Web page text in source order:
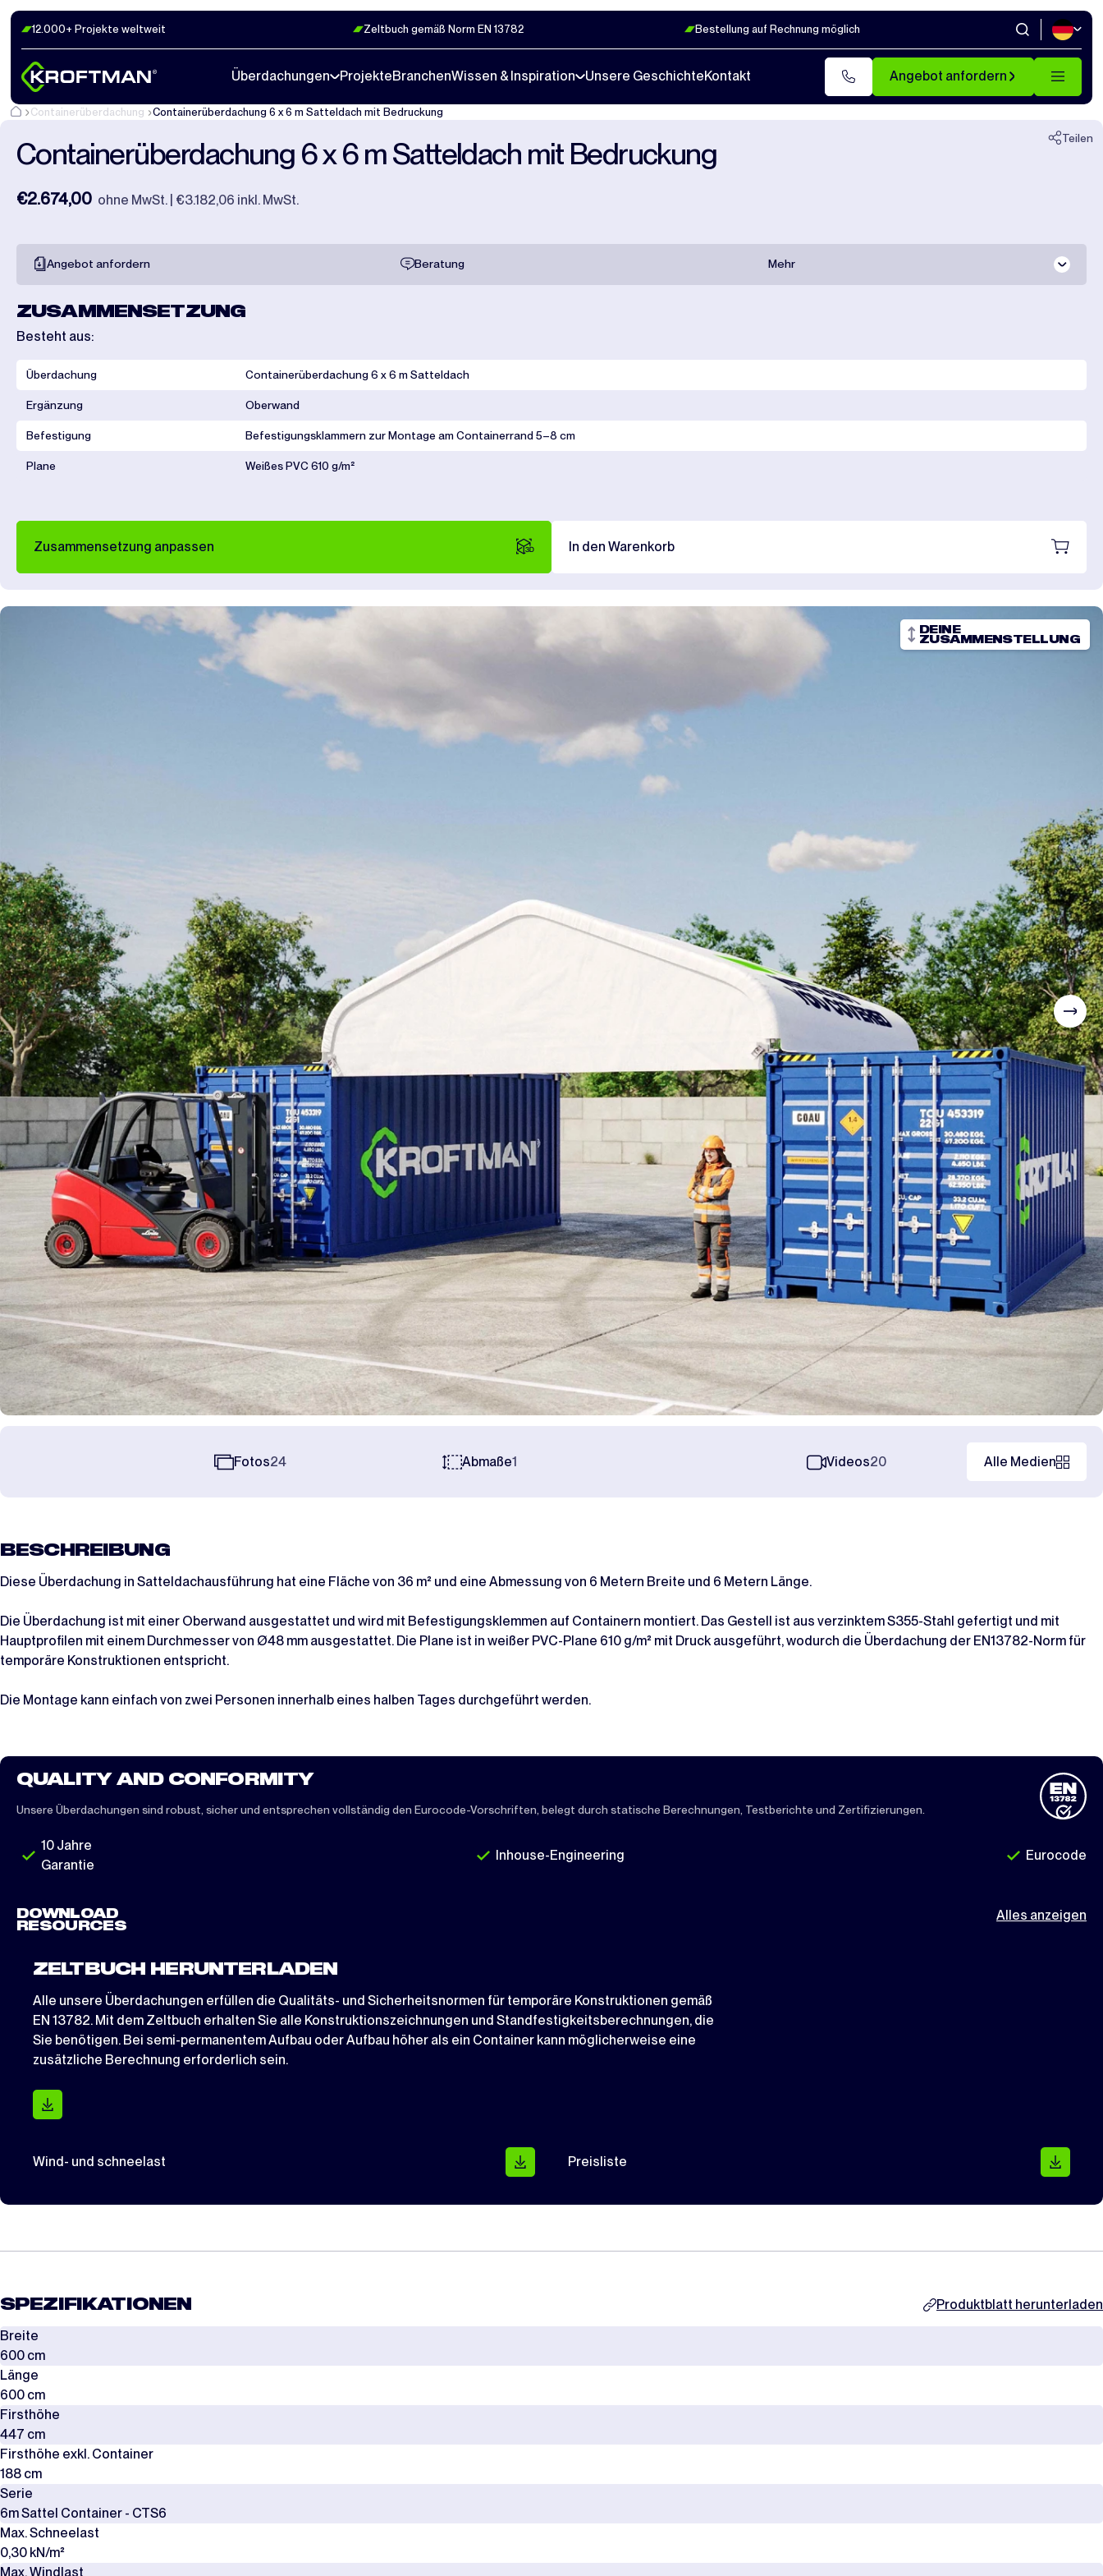
12.000+ Projekte weltweit Zeltbuch gemäß Norm EN 13782 Bestellung auf Rechnung möglich
Überdachungen ProjekteBranchenWissen & Inspiration Unsere GeschichteKontakt Angebot anfordern
Containerüberdachung Containerüberdachung 6 x 6 m Satteldach mit Bedruckung
Teilen
Containerüberdachung 6 x 6 m Satteldach mit Bedruckung
€2.674,00 ohne MwSt. | €3.182,06 inkl. MwSt.
Angebot anfordern Beratung Mehr
ZUSAMMENSETZUNG
Besteht aus:
Überdachung Containerüberdachung 6 x 6 m Satteldach
Ergänzung Oberwand
Befestigung Befestigungsklammern zur Montage am Containerrand 5–8 cm
Plane Weißes PVC 610 g/m²
Zusammensetzung anpassen In den Warenkorb
DEINE
ZUSAMMENSTELLUNG
Fotos24 Abmaße1 Videos20 Alle Medien
BESCHREIBUNG
Diese Überdachung in Satteldachausführung hat eine Fläche von 36 m² und eine Abmessung von 6 Metern Breite und 6 Metern Länge.
Die Überdachung ist mit einer Oberwand ausgestattet und wird mit Befestigungsklemmen auf Containern montiert. Das Gestell ist aus verzinktem S355-Stahl gefertigt und mit
Hauptprofilen mit einem Durchmesser von Ø48 mm ausgestattet. Die Plane ist in weißer PVC-Plane 610 g/m² mit Druck ausgeführt, wodurch die Überdachung der EN13782-Norm für
temporäre Konstruktionen entspricht.
Die Montage kann einfach von zwei Personen innerhalb eines halben Tages durchgeführt werden.
QUALITY AND CONFORMITY
Unsere Überdachungen sind robust, sicher und entsprechen vollständig den Eurocode-Vorschriften, belegt durch statische Berechnungen, Testberichte und Zertifizierungen.
10 Jahre
Garantie
Inhouse-Engineering Eurocode
DOWNLOAD
RESOURCES
Alles anzeigen
ZELTBUCH HERUNTERLADEN
Alle unsere Überdachungen erfüllen die Qualitäts- und Sicherheitsnormen für temporäre Konstruktionen gemäß
EN 13782. Mit dem Zeltbuch erhalten Sie alle Konstruktionszeichnungen und Standfestigkeitsberechnungen, die
Sie benötigen. Bei semi-permanentem Aufbau oder Aufbau höher als ein Container kann möglicherweise eine
zusätzliche Berechnung erforderlich sein.
Wind- und schneelast Preisliste
SPEZIFIKATIONEN
Produktblatt herunterladen
Breite
600 cm
Länge
600 cm
Firsthöhe
447 cm
Firsthöhe exkl. Container
188 cm
Serie
6m Sattel Container - CTS6
Max. Schneelast
0,30 kN/m²
Max. Windlast
Fotos24 Abmaße Schließen